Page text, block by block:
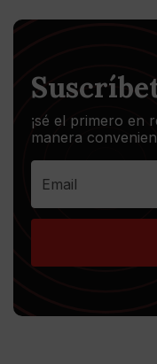
¡sé el primero en
manera